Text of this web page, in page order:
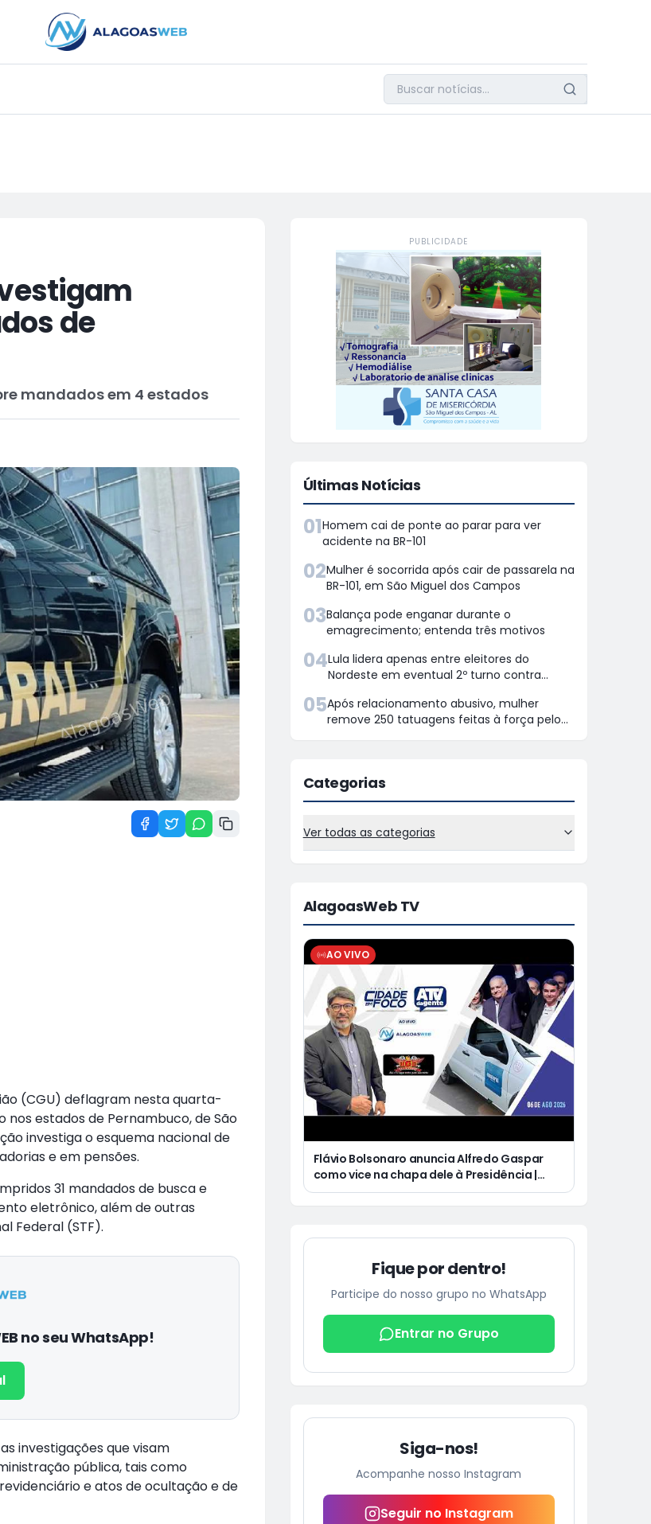
PUBLICIDADE
de
mandados em 4 estados
(CGU) deflagram nesta quarta-
estados de Pernambuco, de São
investiga o esquema nacional de
e em pensões.
31 mandados de busca e
eletrônico, além de outras
Federal (STF).
no seu WhatsApp!
investigações que visam
pública, tais como
e atos de ocultação e de
PUBLICIDADE
Últimas Notícias
01Homem cai de ponte ao parar para ver
acidente na BR-101
02Mulher é socorrida após cair de passarela na
BR-101, em São Miguel dos Campos
03Balança pode enganar durante o
emagrecimento; entenda três motivos
04Lula lidera apenas entre eleitores do
Nordeste em eventual 2º turno contra
05Após relacionamento abusivo, mulher
remove 250 tatuagens feitas à força pelo
Categorias
Ver todas as categorias
AlagoasWeb TV
AO VIVO
Flávio Bolsonaro anuncia Alfredo Gaspar
como vice na chapa dele à Presidência |
Justiça condena Equatorial a pagar R$ 3 mil
Fique por dentro!
Participe do nosso grupo no WhatsApp
Entrar no Grupo
Siga-nos!
Acompanhe nosso Instagram
Seguir no Instagram